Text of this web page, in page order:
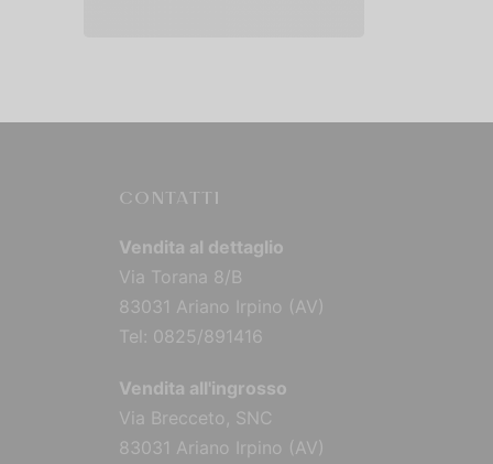
CONTATTI
Vendita al dettaglio
Via Torana 8/B
83031 Ariano Irpino (AV)
Tel: 0825/891416
Vendita all'ingrosso
Via Brecceto, SNC
83031 Ariano Irpino (AV)